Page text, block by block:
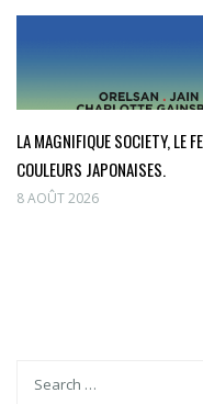
LA MAGNIFIQUE SOCIETY, LE
COULEURS JAPONAISES.
8 AOÛT 2026